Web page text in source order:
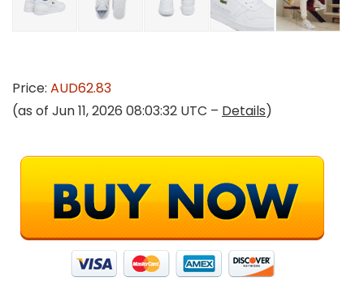
Price: AUD62.83
(as of Jun 11, 2026 08:03:32 UTC – Details)